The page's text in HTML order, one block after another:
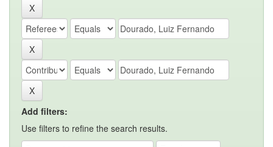
Add filters:
Use filters to refine the search results.